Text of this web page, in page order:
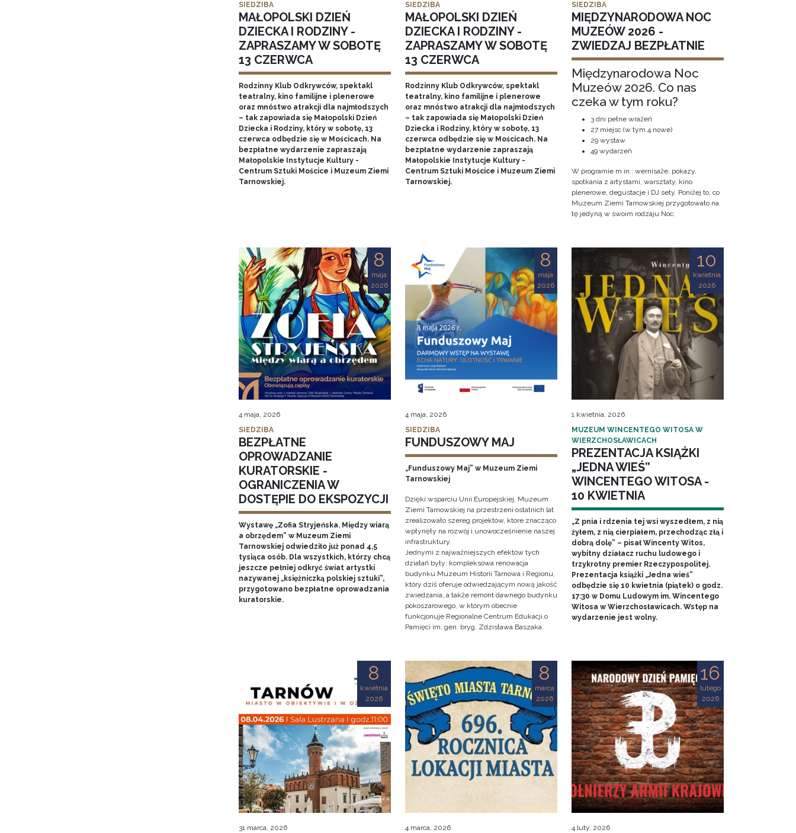
SIEDZIBA
MAŁOPOLSKI DZIEŃ
DZIECKA I RODZINY -
ZAPRASZAMY W SOBOTĘ
13 CZERWCA
Rodzinny Klub Odkrywców, spektakl
teatralny, kino familijne i plenerowe
oraz mnóstwo atrakcji dla najmłodszych
– tak zapowiada się Małopolski Dzień
Dziecka i Rodziny, który w sobotę, 13
czerwca odbędzie się w Mościcach. Na
bezpłatne wydarzenie zapraszają
Małopolskie Instytucje Kultury -
Centrum Sztuki Mościce i Muzeum Ziemi
Tarnowskiej.
SIEDZIBA
MAŁOPOLSKI DZIEŃ
DZIECKA I RODZINY -
ZAPRASZAMY W SOBOTĘ
13 CZERWCA
Rodzinny Klub Odkrywców, spektakl
teatralny, kino familijne i plenerowe
oraz mnóstwo atrakcji dla najmłodszych
– tak zapowiada się Małopolski Dzień
Dziecka i Rodziny, który w sobotę, 13
czerwca odbędzie się w Mościcach. Na
bezpłatne wydarzenie zapraszają
Małopolskie Instytucje Kultury -
Centrum Sztuki Mościce i Muzeum Ziemi
Tarnowskiej.
SIEDZIBA
MIĘDZYNARODOWA NOC
MUZEÓW 2026 -
ZWIEDZAJ BEZPŁATNIE
Międzynarodowa Noc
Muzeów 2026. Co nas
czeka w tym roku?
3 dni pełne wrażeń
27 miejsc (w tym 4 nowe)
29 wystaw
49 wydarzeń
W programie m.in.: wernisaże, pokazy,
spotkania z artystami, warsztaty, kino
plenerowe, degustacje i DJ sety. Poniżej to, co
Muzeum Ziemi Tarnowskiej przygotowało na
tę jedyną w swoim rodzaju Noc:
8
maja
2026
4 maja, 2026
SIEDZIBA
BEZPŁATNE
OPROWADZANIE
KURATORSKIE -
OGRANICZENIA W
DOSTĘPIE DO EKSPOZYCJI
Wystawę „Zofia Stryjeńska. Między wiarą
a obrzędem” w Muzeum Ziemi
Tarnowskiej odwiedziło już ponad 4,5
tysiąca osób. Dla wszystkich, którzy chcą
jeszcze pełniej odkryć świat artystki
nazywanej „księżniczką polskiej sztuki”,
przygotowano bezpłatne oprowadzania
kuratorskie.
8
maja
2026
4 maja, 2026
SIEDZIBA
FUNDUSZOWY MAJ
„Funduszowy Maj” w Muzeum Ziemi
Tarnowskiej
Dzięki wsparciu Unii Europejskiej, Muzeum
Ziemi Tarnowskiej na przestrzeni ostatnich lat
zrealizowało szereg projektów, które znacząco
wpłynęły na rozwój i unowocześnienie naszej
infrastruktury.
Jednymi z najważniejszych efektów tych
działań były: kompleksowa renowacja
budynku Muzeum Historii Tarnowa i Regionu,
który dziś oferuje odwiedzającym nową jakość
zwiedzania, a także remont dawnego budynku
pokoszarowego, w którym obecnie
funkcjonuje Regionalne Centrum Edukacji o
Pamięci im. gen. bryg. Zdzisława Baszaka.
10
kwietnia
2026
1 kwietnia, 2026
MUZEUM WINCENTEGO WITOSA W
WIERZCHOSŁAWICACH
PREZENTACJA KSIĄŻKI
„JEDNA WIEŚ”
WINCENTEGO WITOSA -
10 KWIETNIA
„Z pnia i rdzenia tej wsi wyszedłem, z nią
żyłem, z nią cierpiałem, przechodząc złą i
dobrą dolę” – pisał Wincenty Witos,
wybitny działacz ruchu ludowego i
trzykrotny premier Rzeczypospolitej.
Prezentacja książki „Jedna wieś”
odbędzie się 10 kwietnia (piątek) o godz.
17:30 w Domu Ludowym im. Wincentego
Witosa w Wierzchosławicach. Wstęp na
wydarzenie jest wolny.
8
kwietnia
2026
31 marca, 2026
8
marca
2026
4 marca, 2026
16
lutego
2026
4 luty, 2026